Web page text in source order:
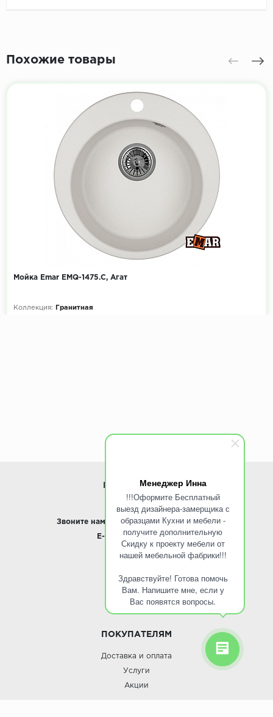
Менеджер Инна
!!!Оформите Бесплатный
выезд дизайнера-замерщика с
образцами Кухни и мебели -
получите дополнительную
Скидку к проекту мебели от
нашей мебельной фабрики!!!
Здравствуйте! Готова помочь
Вам. Напишите мне, если у
Вас появятся вопросы.
Похожие товары
Мойка Emar EMQ-1475.C, Агат
Коллекция:
Гранитная
ИНФОРМАЦИЯ
www.ROINST.ru
Звоните нам: 8 495 797-10-50 / Whatsapp
E-mail: info@roinst.ru
О КОМПАНИИ
О компании
ПОКУПАТЕЛЯМ
Доставка и оплата
Услуги
Акции